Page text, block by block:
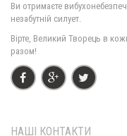
Ви отримаєте
незабутній силует.
Вірте, Великий Творець в
разом!
НАШІ КОНТАКТИ